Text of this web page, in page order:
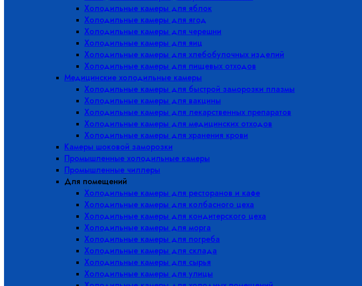
Холодильные камеры для яблок
Холодильные камеры для ягод
Холодильные камеры для черешни
Холодильные камеры для яиц
Холодильные камеры для хлебобулочных изделий
Холодильные камеры для пищевых отходов
Медицинские холодильные камеры
Холодильные камеры для быстрой заморозки плазмы
Холодильные камеры для вакцины
Холодильные камеры для лекарственных препаратов
Холодильные камеры для медицинских отходов
Холодильные камеры для хранения крови
Камеры шоковой заморозки
Промышленные холодильные камеры
Промышленные чиллеры
Для помещений
Холодильные камеры для ресторанов и кафе
Холодильные камеры для колбасного цеха
Холодильные камеры для кондитерского цеха
Холодильные камеры для морга
Холодильные камеры для погреба
Холодильные камеры для склада
Холодильные камеры для сырья
Холодильные камеры для улицы